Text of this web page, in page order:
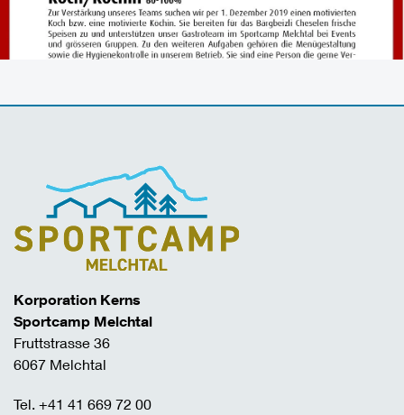
Korporation Kerns
Sportcamp Melchtal
Fruttstrasse 36
6067 Melchtal
Tel. +41 41 669 72 00